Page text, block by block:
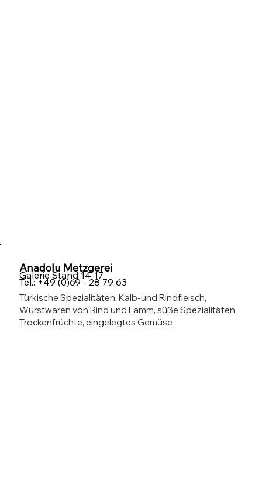
Anadolu Metzgerei
Galerie Stand 14-17
Tel.: +49 (0)69 - 28 79 63
Türkische Spezialitäten, Kalb-undRindfleisch,
Wurstwaren von Rind und Lamm, süße Spezialitäten,
Trockenfrüchte, eingelegtes Gemüse